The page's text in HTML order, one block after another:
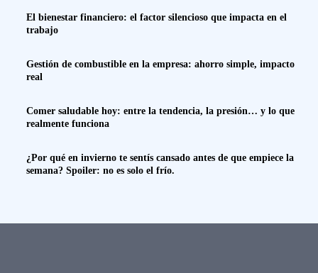
El bienestar financiero: el factor silencioso que impacta en el
trabajo
Gestión de combustible en la empresa: ahorro simple, impacto
real
Comer saludable hoy: entre la tendencia, la presión… y lo que
realmente funciona
¿Por qué en invierno te sentís cansado antes de que empiece la
semana? Spoiler: no es solo el frío.